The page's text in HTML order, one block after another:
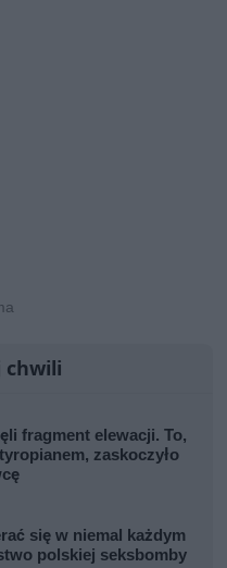
chwili
fragment elewacji. To,
zaskoczyło
się w niemal każdym
polskiej seksbomby